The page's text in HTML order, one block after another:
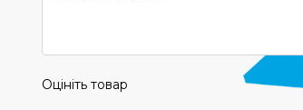
Оцініть товар